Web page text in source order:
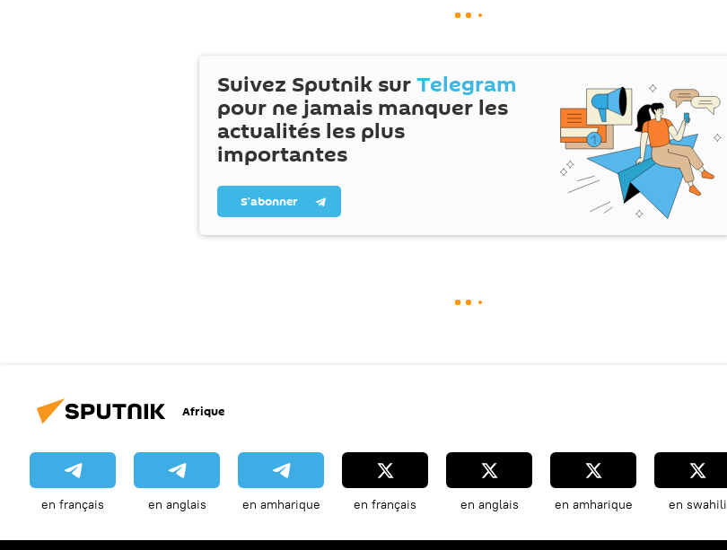
Suivez Sputnik surTelegram
pour ne jamais manquer les
actualités les plus
importantes
S’abonner
Afrique
en français en anglais en amharique en français en anglais en amharique en swahili